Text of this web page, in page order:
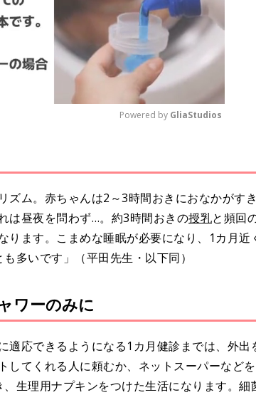
u
t
e
Powered by GliaStudios
ズム。赤ちゃんは2～3時間おきにおなかがす
は昼夜を問わず…。約3時間おきの授乳と頻回
ります。こまめな睡眠が必要になり、1カ月近
多いです」（平田先生・以下同）
ワーのみに
適応できるようになる1カ月健診までは、外出
してくれる人に頼むか、ネットスーパーなど
生理用ナプキンをつけた生活になります。細